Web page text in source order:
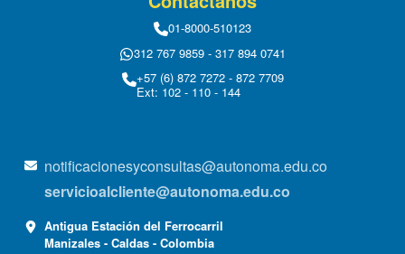
01-8000-510123
312 767 9859 - 317 894 0741
+57 (6) 872 7272 - 872 7709
Ext: 102 - 110 - 144
notificacionesyconsultas@autonoma.edu.co
servicioalcliente@autonoma.edu.co
Antigua Estación del Ferrocarril
Manizales - Caldas - Colombia